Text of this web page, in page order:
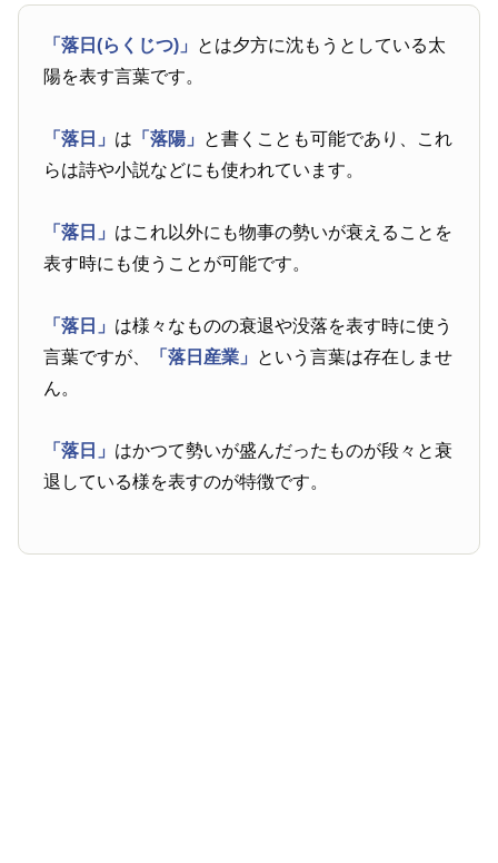
「落日(らくじつ)」 とは夕方に沈もうとしている太
陽を表す言葉です。
「落日」 は 「落陽」 と書くことも可能であり、これ
らは詩や小説などにも使われています。
「落日」 はこれ以外にも物事の勢いが衰えることを
表す時にも使うことが可能です。
「落日」 は様々なものの衰退や没落を表す時に使う
言葉ですが、
「落日産業」 という言葉は存在しませ
ん。
「落日」 はかつて勢いが盛んだったものが段々と衰
退している様を表すのが特徴です。